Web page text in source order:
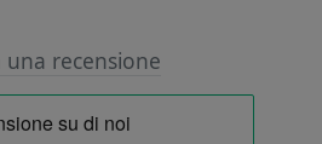
una recensione